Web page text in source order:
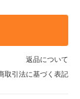
返品について
取引法に基づく表記